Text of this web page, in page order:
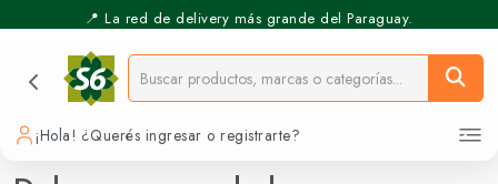
📍 La red de delivery más grande del Paraguay.
¡Hola! ¿Querés ingresar o registrarte?